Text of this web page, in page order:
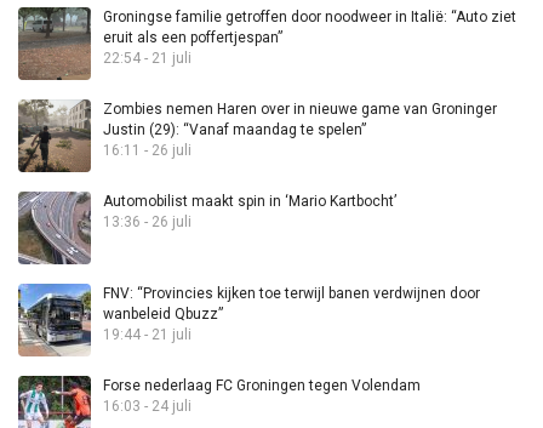
Groningse familie getroffen door noodweer in Italië: “Auto ziet
eruit als een poffertjespan”
22:54 - 21 juli
Zombies nemen Haren over in nieuwe game van Groninger
Justin (29): “Vanaf maandag te spelen”
16:11 - 26 juli
Automobilist maakt spin in ‘Mario Kartbocht’
13:36 - 26 juli
FNV: “Provincies kijken toe terwijl banen verdwijnen door
wanbeleid Qbuzz”
19:44 - 21 juli
Forse nederlaag FC Groningen tegen Volendam
16:03 - 24 juli